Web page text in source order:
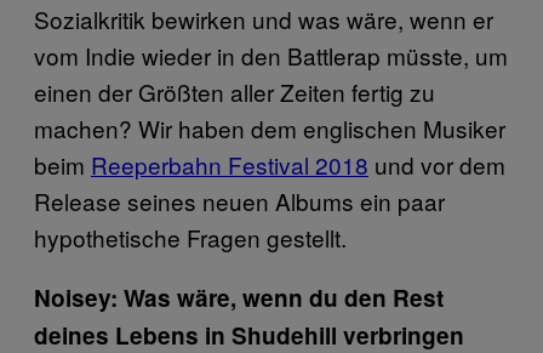
Sozialkritik bewirken und was wäre, wenn er
vom Indie wieder in den Battlerap müsste, um
einen der Größten aller Zeiten fertig zu
machen? Wir haben dem englischen Musiker
beim Reeperbahn Festival 2018 und vor dem
Release seines neuen Albums ein paar
hypothetische Fragen gestellt.
Noisey: Was wäre, wenn du den Rest
deines Lebens in Shudehill verbringen